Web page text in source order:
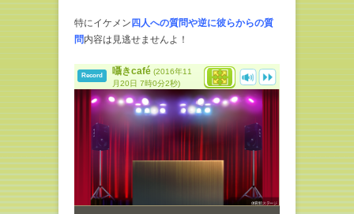
特にイケメン 四人への質問や逆に彼らからの質
問内容は見逃せませんよ！